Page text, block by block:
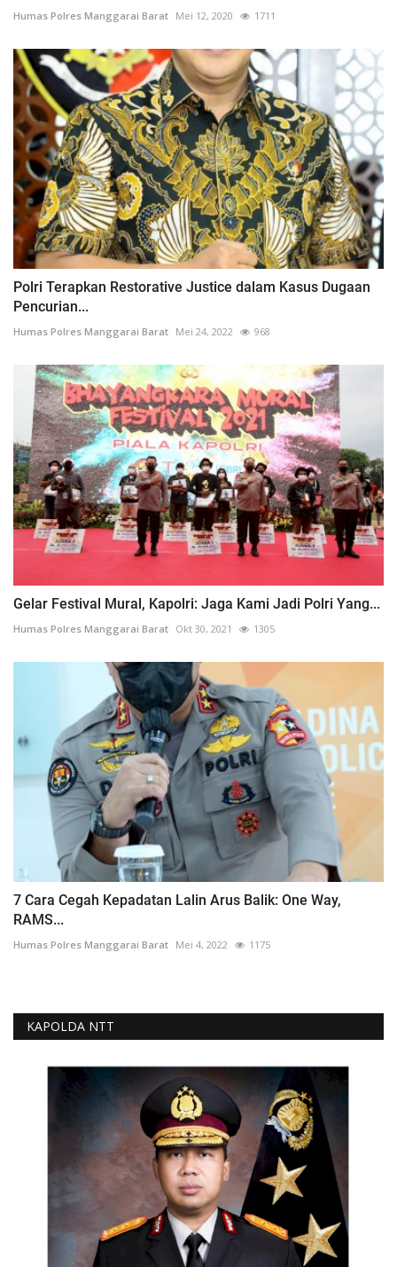
Humas Polres Manggarai Barat Mei 12, 2020 1711
Polri Terapkan Restorative Justice dalam Kasus Dugaan
Pencurian...
Humas Polres Manggarai Barat Mei 24, 2022 968
Gelar Festival Mural, Kapolri: Jaga Kami Jadi Polri Yang...
Humas Polres Manggarai Barat Okt 30, 2021 1305
7 Cara Cegah Kepadatan Lalin Arus Balik: One Way,
RAMS...
Humas Polres Manggarai Barat Mei 4, 2022 1175
KAPOLDA NTT